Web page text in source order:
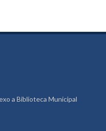
a Biblioteca Municipal